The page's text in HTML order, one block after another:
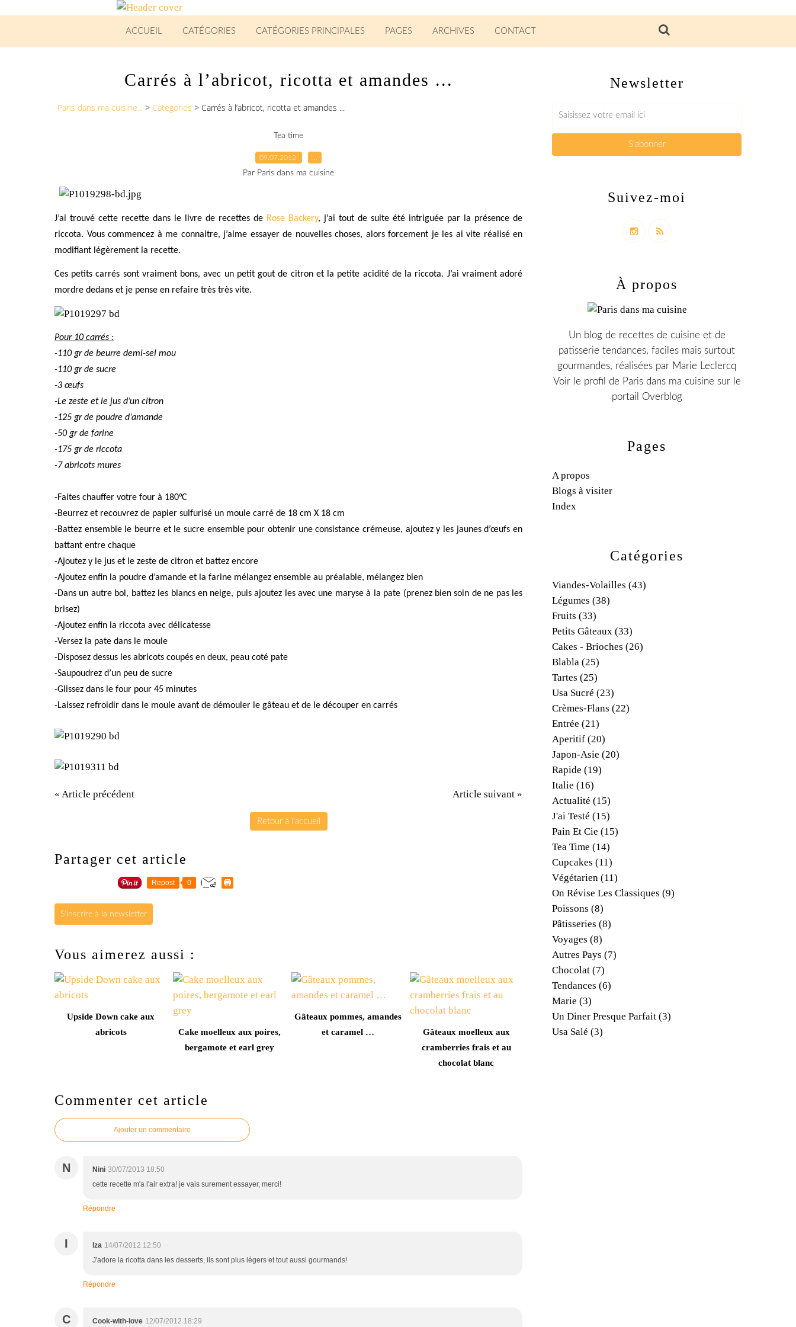
ACCUEIL CATÉGORIES CATÉGORIES PRINCIPALES PAGES ARCHIVES CONTACT
Carrés à l’abricot, ricotta et amandes ...
Paris dans ma cuisine... > Categories > Carrés à l’abricot, ricotta et amandes ...
Tea time
09.07.2012
Par Paris dans ma cuisine
J’ai trouvé cette recette dans le livre de recettes de Rose Backery, j’ai tout de suite été intriguée par la présence de
riccota. Vous commencez à me connaitre, j’aime essayer de nouvelles choses, alors forcement je les ai vite réalisé en
modifiant légèrement la recette.
Ces petits carrés sont vraiment bons, avec un petit gout de citron et la petite acidité de la riccota. J’ai vraiment adoré
mordre dedans et je pense en refaire très très vite.
Pour 10 carrés :
-110 gr de beurre demi-sel mou
-110 gr de sucre
-3 œufs
-Le zeste et le jus d’un citron
-125 gr de poudre d’amande
-50 gr de farine
-175 gr de riccota
-7 abricots mures
-Faites chauffer votre four à 180°C
-Beurrez et recouvrez de papier sulfurisé un moule carré de 18 cm X 18 cm
-Battez ensemble le beurre et le sucre ensemble pour obtenir une consistance crémeuse, ajoutez y les jaunes d’œufs en
battant entre chaque
-Ajoutez y le jus et le zeste de citron et battez encore
-Ajoutez enfin la poudre d’amande et la farine mélangez ensemble au préalable, mélangez bien
-Dans un autre bol, battez les blancs en neige, puis ajoutez les avec une maryse à la pate (prenez bien soin de ne pas les
brisez)
-Ajoutez enfin la riccota avec délicatesse
-Versez la pate dans le moule
-Disposez dessus les abricots coupés en deux, peau coté pate
-Saupoudrez d’un peu de sucre
-Glissez dans le four pour 45 minutes
-Laissez refroidir dans le moule avant de démouler le gâteau et de le découper en carrés
« Article précédent Article suivant »
Retour à l'accueil
Partager cet article
Repost 0
S'inscrire à la newsletter
Vous aimerez aussi :
Upside Down cake aux
abricots
Cake moelleux aux poires,
bergamote et earl grey
Gâteaux pommes, amandes
et caramel …
Gâteaux moelleux aux
cramberries frais et au
chocolat blanc
Commenter cet article
Ajouter un commentaire
N Nini 30/07/2013 18:50
cette recette m'a l'air extra! je vais surement essayer, merci!
Répondre
I Iza 14/07/2012 12:50
J'adore la ricotta dans les desserts, ils sont plus légers et tout aussi gourmands!
Répondre
C Cook-with-love 12/07/2012 18:29
Newsletter
Catégories
Viandes-Volailles (43)
Légumes (38)
Fruits (33)
Petits Gâteaux (33)
Cakes - Brioches (26)
Blabla (25)
Tartes (25)
Usa Sucré (23)
Crèmes-Flans (22)
Entrée (21)
Aperitif (20)
Japon-Asie (20)
Rapide (19)
Italie (16)
Actualité (15)
J'ai Testé (15)
Pain Et Cie (15)
Tea Time (14)
Cupcakes (11)
Végétarien (11)
On Révise Les Classiques (9)
Poissons (8)
Pâtisseries (8)
Voyages (8)
Autres Pays (7)
Chocolat (7)
Tendances (6)
Marie (3)
Un Diner Presque Parfait (3)
Usa Salé (3)
Pages
A propos
Blogs à visiter
Index
Suivez-moi
À propos
Un blog de recettes de cuisine et de
patisserie tendances, faciles mais surtout
gourmandes, réalisées par Marie Leclercq
Voir le profil de Paris dans ma cuisine sur le
portail Overblog